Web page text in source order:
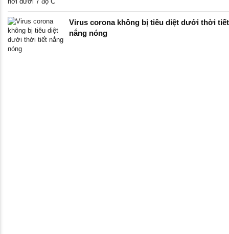
Virus corona không bị tiêu diệt dưới thời tiết
nắng nóng